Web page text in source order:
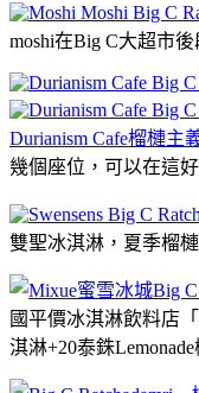
moshi在Big C大超市後
Durianism Cafe榴槤主
幾個座位，可以在這
雙聖冰淇淋，夏季榴
國平價冰淇淋飲料店「
淇淋+20泰銖